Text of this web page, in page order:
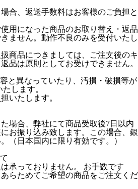
合、返送手数料はお客様のご負担と
用になった商品のお取り替え・返品
ません。動作不良のみを受付いたし
商品につきましては、ご注文後のキ
品は原則としてお受けできません。
と異なっていたり、汚損・破損等が
します。
いたします。
場合、弊社にて商品受取後7日以内
お振り込み致します。この場合、銀
（日本国内に限り有効です。）
承っておりません。 お手数です
らためてご希望の商品をご注文くだ